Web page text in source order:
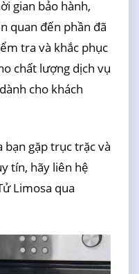
gian bảo hành,
quan đến phần đã
tra và khắc phục
chất lượng dịch vụ
cho khách
bạn gặp trục trặc và
tín, hãy liên hệ
Limosa qua